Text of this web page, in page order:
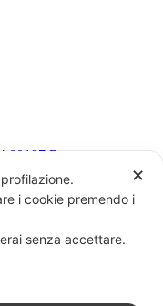
Roma
✕
i cookie premendo i
senza accettare.